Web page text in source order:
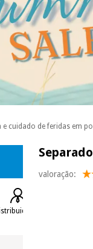
e cuidado de feridas em
valoração: